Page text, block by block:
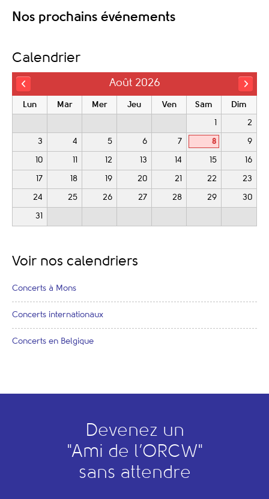
Nos prochains événements
Calendrier
Août 2026
Lun Mar Mer Jeu Ven Sam Dim
1 2
3 4 5 6 7 8 9
10 11 12 13 14 15 16
17 18 19 20 21 22 23
24 25 26 27 28 29 30
31
Voir nos calendriers
Concerts à Mons
Concerts internationaux
Concerts en Belgique
Devenez un
"Ami de l’ORCW"
sans attendre